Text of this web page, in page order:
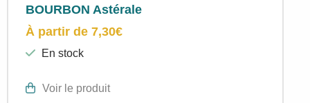
BOURBON Astérale
À partir de 7,30€
En stock
Voir le produit